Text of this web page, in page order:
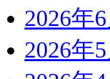
2026年6
2026年5